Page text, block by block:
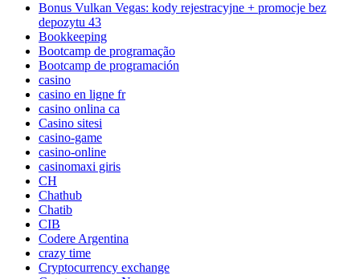
Bonus Vulkan Vegas: kody rejestracyjne + promocje bez
depozytu 43
Bookkeeping
Bootcamp de programação
Bootcamp de programación
casino
casino en ligne fr
casino onlina ca
Casino sitesi
casino-game
casino-online
casinomaxi giris
CH
Chathub
Chatib
CIB
Codere Argentina
crazy time
Cryptocurrency exchange